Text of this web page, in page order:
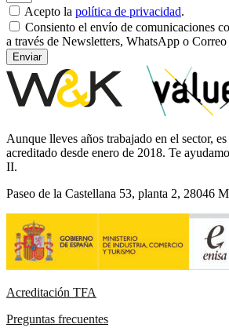
Acepto la política de privacidad.
Consiento el envío de comunicaciones
a través de Newsletters, WhatsApp o
Enviar
Aunque lleves años trabajado en el sector,
acreditado desde enero de 2018. Te
II.
Paseo de la Castellana 53, planta 2, 28046
Acreditación TFA
Preguntas frecuentes